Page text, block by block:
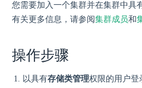
您需要加入一个集群并在集群中具
有关更多信息，请参阅集群成员和
操作步骤
以具有存储类管理权限的用户登